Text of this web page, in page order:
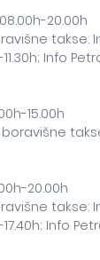
20.00h
takse:
Info
15.00h
20.00h
takse:
Info